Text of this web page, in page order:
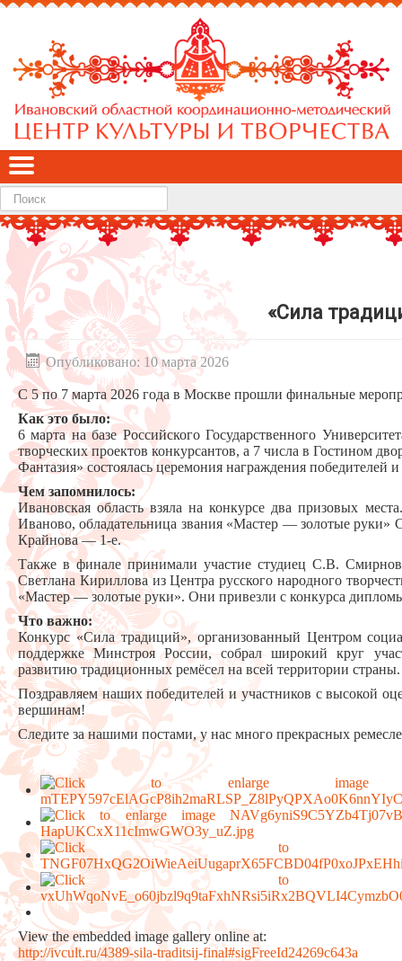
Найти
«Сила
Опубликовано: 10 марта 2026
С 5 по 7 марта 2026 года в Москве прошли финальные
Как это было:
6 марта на базе Российского Государственного
творческих проектов конкурсантов, а 7 числа в Гостином
Фантазия» состоялась церемония награждения победителей
Чем запомнилось:
Ивановская область взяла на конкурсе два призовых
Иваново, обладательница звания «Мастер — золотые руки»
Крайнова — 1-е.
Также в финале принимали участие студиец С.В.
Светлана Кириллова из Центра русского народного
«Мастер — золотые руки». Они привезли с конкурса
Что важно:
Конкурс «Сила традиций», организованный Центром
поддержке Минстроя России, собрал широкий круг
развитию традиционных ремёсел на всей территории страны.
Поздравляем наших победителей и участников с высокой
вершинам!
Следите за нашими постами, у нас много прекрасных
View the embedded image gallery online at:
http://ivcult.ru/4389-sila-traditsij-final#sigFreeId24269c643a